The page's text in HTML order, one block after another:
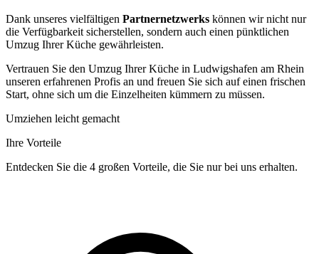
Dank unseres vielfältigen Partnernetzwerks können wir nicht nur
die Verfügbarkeit sicherstellen, sondern auch einen pünktlichen
Umzug Ihrer Küche gewährleisten.
Vertrauen Sie den Umzug Ihrer Küche in Ludwigshafen am Rhein
unseren erfahrenen Profis an und freuen Sie sich auf einen frischen
Start, ohne sich um die Einzelheiten kümmern zu müssen.
Umziehen leicht gemacht
Ihre Vorteile
Entdecken Sie die 4 großen Vorteile, die Sie nur bei uns erhalten.